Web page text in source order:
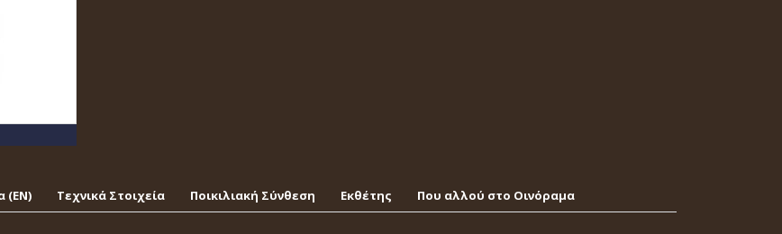
(EΝ) Τεχνικά Στοιχεία Ποικιλιακή Σύνθεση Εκθέτης Που αλλού στο Οινόραμα